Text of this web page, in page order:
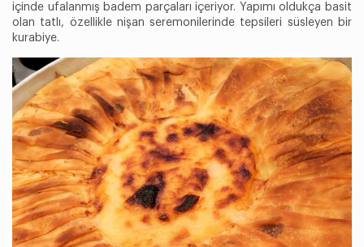
içinde ufalanmış badem parçaları içeriyor. Yapımı oldukça basit
olan tatlı, özellikle nişan seremonilerinde tepsileri süsleyen bir
kurabiye.